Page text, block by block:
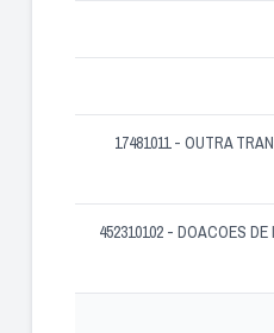
17481011 - OUTRA
452310102 - DOACOES